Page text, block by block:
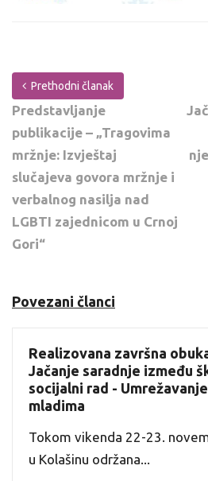
Prethodni članak
Predstavljanje
publikacije – „Tragovima
mržnje: Izvještaj
slučajeva govora mržnje i
verbalnog nasilja nad
LGBTI zajednicom u Crnoj
Gori“
Povezani članci
Realizovana završna
Jačanje saradnje između
socijalni rad -
mladima
Tokom vikenda 22-23.
u Kolašinu održana...